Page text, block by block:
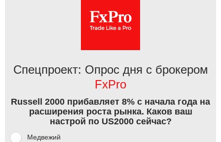
Спецпроект: Опрос дня с брокером
FxPro
Russell 2000 прибавляет 8% с начала года на
расширения роста рынка. Каков ваш
настрой по US2000 сейчас?
Медвежий